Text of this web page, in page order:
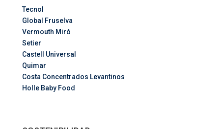
Tecnol
Global Fruselva
Vermouth Miró
Setier
Castell Universal
Quimar
Costa Concentrados Levantinos
Holle Baby Food